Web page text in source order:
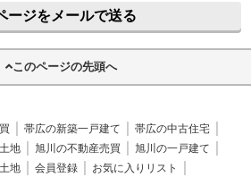
ージをメールで送る
このページの先頭へ
帯広の新築一戸建て
帯広の中古住宅
地 旭川の不動産売買
旭川の一戸建て
地 会員登録
お気に入りリスト